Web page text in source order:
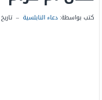
كتب بواسطة: دعاء النابلسية –